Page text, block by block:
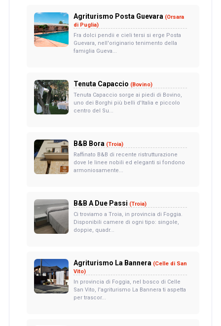
Agriturismo Posta Guevara (Orsara
di Puglia)
Fra dolci pendii e cieli tersi si erge Posta
Guevara, nell'originario tenimento della
famiglia Gueva...
Tenuta Capaccio (Bovino)
Tenuta Capaccio sorge ai piedi di Bovino,
uno dei Borghi più belli d'Italia e piccolo
centro del Su...
B&B Bora (Troia)
Raffinato B&B di recente ristrutturazione
dove le linee nobili ed eleganti si fondono
armoniosamente...
B&B A Due Passi (Troia)
Ci troviamo a Troia, in provincia di Foggia.
Disponibili camere di ogni tipo: singole,
doppie, quadr...
Agriturismo La Bannera (Celle di San
Vito)
In provincia di Foggia, nel bosco di Celle
San Vito, l'agriturismo La Bannera ti aspetta
per trascor...